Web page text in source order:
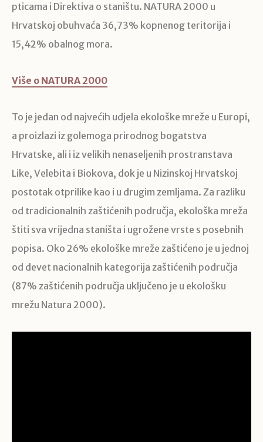
pticama i Direktiva o staništu. NATURA 2000 u
Hrvatskoj obuhvaća 36,73% kopnenog teritorija i
15,42% obalnog mora.
Više o NATURA 2000
To je jedan od najvećih udjela ekološke mreže u Europi,
a proizlazi iz golemoga prirodnog bogatstva
Hrvatske, ali i iz velikih nenaseljenih prostranstava
Like, Velebita i Biokova, dok je u Nizinskoj Hrvatskoj
postotak otprilike kao i u drugim zemljama. Za razliku
od tradicionalnih zaštićenih područja, ekološka mreža
štiti sva vrijedna staništa i ugrožene vrste s posebnih
popisa. Oko 26% ekološke mreže zaštićeno je u jednoj
od devet nacionalnih kategorija zaštićenih područja
(87% zaštićenih područja uključeno je u ekološku
mrežu Natura 2000).